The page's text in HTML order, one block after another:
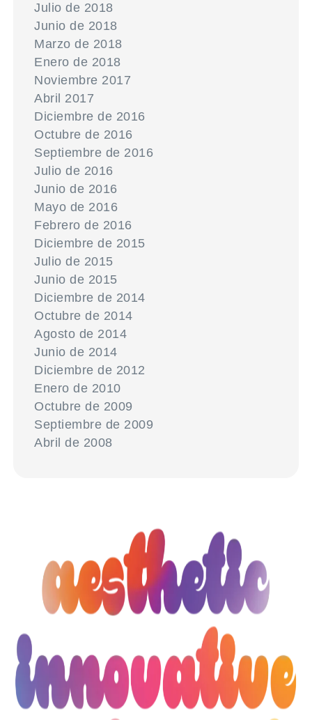
Julio de 2018
Junio de 2018
Marzo de 2018
Enero de 2018
Noviembre 2017
Abril 2017
Diciembre de 2016
Octubre de 2016
Septiembre de 2016
Julio de 2016
Junio de 2016
Mayo de 2016
Febrero de 2016
Diciembre de 2015
Julio de 2015
Junio de 2015
Diciembre de 2014
Octubre de 2014
Agosto de 2014
Junio de 2014
Diciembre de 2012
Enero de 2010
Octubre de 2009
Septiembre de 2009
Abril de 2008